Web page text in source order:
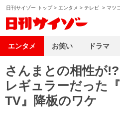
日刊サイゾー トップ> エンタメ > テレビ > マツ
さんまとの相性が
レギュラーだった
TV』降板のワケ
エンタメ お笑い ドラマ